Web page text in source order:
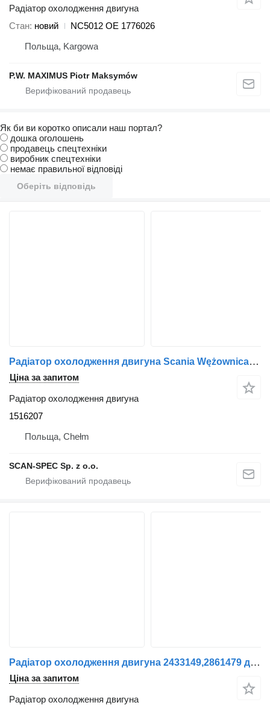
Радіатор охолодження двигуна
Стан новий
NC5012 OE 1776026
Польща, Kargowa
P.W. MAXIMUS Piotr Maksymów
Як би ви коротко описали наш портал?
дошка оголошень
продавець спецтехніки
виробник спецтехніки
немає правильної відповіді
Оберіть відповідь
Радіатор охолодження двигуна Scania Wężownica 1516207 до тягача Scania P R G T
Ціна за запитом
Радіатор охолодження двигуна
1516207
Польща, Chełm
SCAN-SPEC Sp. z o.o.
Радіатор охолодження двигуна 2433149,2861479 до тягача Scania
Ціна за запитом
Радіатор охолодження двигуна